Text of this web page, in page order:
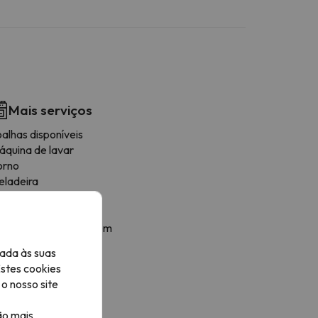
Mais serviços
disponíveis
de lavar
de secagem
de cuisine
às suas
cookies
nosso site
mais